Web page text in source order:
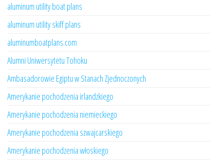
aluminum utility boat plans
aluminum utility skiff plans
aluminumboatplans.com
Alumni Uniwersytetu Tohoku
Ambasadorowie Egiptu w Stanach Zjednoczonych
Amerykanie pochodzenia irlandzkiego
Amerykanie pochodzenia niemieckiego
Amerykanie pochodzenia szwajcarskiego
Amerykanie pochodzenia włoskiego